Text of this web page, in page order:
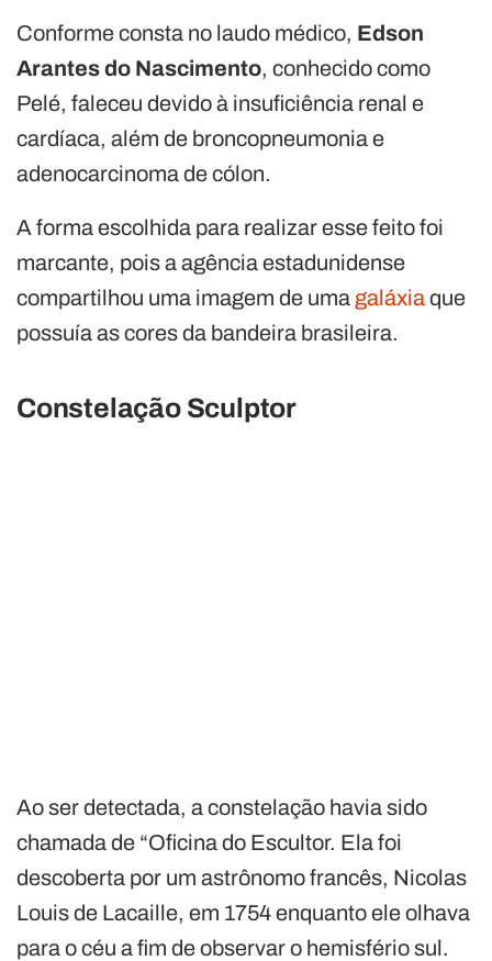
Conforme consta no laudo médico, Edson
Arantes do Nascimento, conhecido como
Pelé, faleceu devido à insuficiência renal e
cardíaca, além de broncopneumonia e
adenocarcinoma de cólon.
A forma escolhida para realizar esse feito foi
marcante, pois a agência estadunidense
compartilhou uma imagem de uma galáxiaque
possuía as cores da bandeira brasileira.
Constelação Sculptor
Ao ser detectada, a constelação havia sido
chamada de “Oficina do Escultor. Ela foi
descoberta por um astrônomo francês, Nicolas
Louis de Lacaille, em 1754 enquanto ele olhava
para o céu a fim de observar o hemisfério sul.